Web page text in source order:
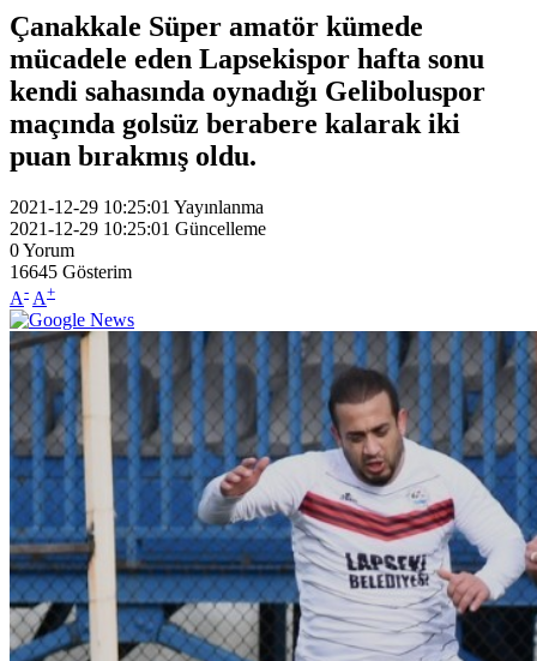
Çanakkale Süper amatör kümede
mücadele eden Lapsekispor hafta sonu
kendi sahasında oynadığı Geliboluspor
maçında golsüz berabere kalarak iki
puan bırakmış oldu.
2021-12-29 10:25:01 Yayınlanma
2021-12-29 10:25:01 Güncelleme
0Yorum
16645 Gösterim
A- A+